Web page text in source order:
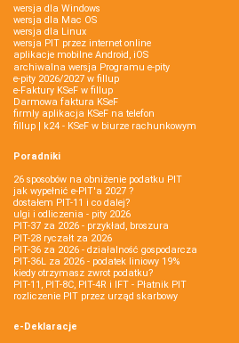
wersja dla Windows
wersja dla Mac OS
wersja dla Linux
wersja PIT przez internet online
aplikacje mobilne Android, iOS
archiwalna wersja Programu e-pity
e-pity 2026/2027 w fillup
e‑Faktury KSeF w fillup
Darmowa faktura KSeF
firmly aplikacja KSeF na telefon
fillup | k24 - KSeF w biurze rachunkowym
Poradniki
26 sposobów na obniżenie podatku PIT
jak wypełnić e-PIT'a 2027 ?
dostałem PIT-11 i co dalej?
ulgi i odliczenia - pity 2026
PIT-37 za 2026 - przykład, broszura
PIT-28 ryczałt za 2026
PIT-36 za 2026 - działalność gospodarcza
PIT-36L za 2026 - podatek liniowy 19%
kiedy otrzymasz zwrot podatku?
PIT-11, PIT-8C, PIT-4R i IFT - Płatnik PIT
rozliczenie PIT przez urząd skarbowy
e-Deklaracje